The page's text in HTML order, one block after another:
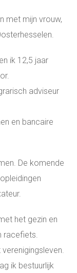
met mijn vrouw,
ik 12,5 jaar
adviseur
en bancaire
De komende
het gezin en
racefiets.
ik bestuurlijk